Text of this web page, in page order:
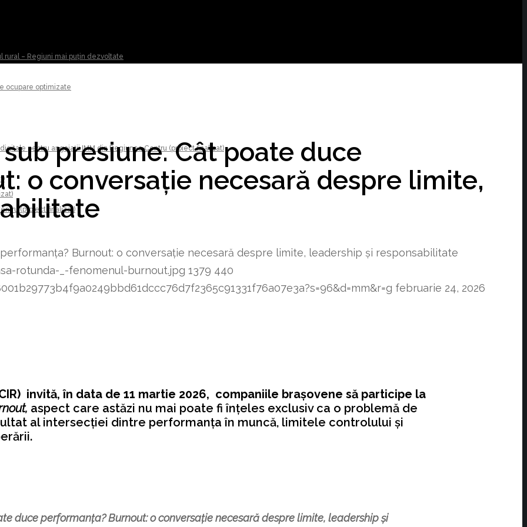
rural – Regiuni mai puțin dezvoltate
ocupare optimizate
pentru angajații IMM din Regiunea Centru (proiect finalizat)
(proiect finalizat)
presiune. Cât poate duce
o conversație necesară despre limite,
Burnout: o conversație necesară despre limite, leadership și responsabilitate
rotunda-_-fenomenul-burnout.jpg 1379 440
februarie 24, 2026
invită, în data de 11 martie 2026, companiile brașovene să participe la
aspect care astăzi nu mai poate fi înțeles exclusiv ca o problemă de
al intersecției dintre performanța în muncă, limitele controlului și
duce performanța? Burnout: o conversație necesară despre limite, leadership și